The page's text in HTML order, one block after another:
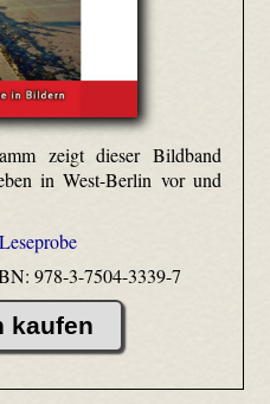
zeigt dieser Bildband
in West-Berlin vor und
978-3-7504-3339-7
kaufen